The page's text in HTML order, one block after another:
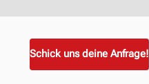
Schick uns deine Anfrage!